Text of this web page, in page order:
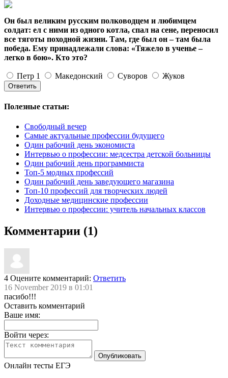
Он был великим русским полководцем и любимцем
солдат: ел с ними из одного котла, спал на сене, переносил
все тяготы походной жизни. Там, где был он – там была
победа. Ему принадлежали слова: «Тяжело в ученье –
легко в бою». Кто это?
Петр 1 Македонский Суворов Жуков
Полезные статьи:
Свободный вечер
Самые актуальные профессии будущего
Один рабочий день экономиста
Интервью о профессии: медсестра детской больницы
Один рабочий день программиста
Топ-5 модных профессий
Один рабочий день заведующего магазина
Топ-10 профессий для творческих людей
Доходные медицинские профессии
Интервью о профессии: учитель начальных классов
Комментарии (1)
4 Оцените комментарий: Ответить
16 November 2019 в 01:01
пасибо!!!
Оставить комментарий
Ваше имя:
Войти через:
Онлайн тесты ЕГЭ